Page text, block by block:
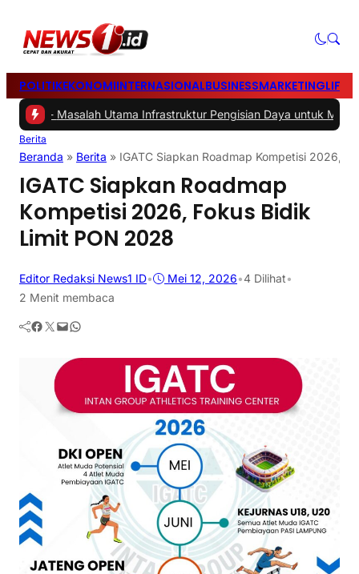
POLITIKEKONOMIINTERNASIONALBUSINESSMARKETING
Masalah Utama Infrastruktur Pengisian Daya untuk Mobil Listrik
Berita
Beranda » Berita » IGATC Siapkan Roadmap Kompetisi 2026,
IGATC Siapkan Roadmap
Kompetisi 2026, Fokus Bidik
Limit PON 2028
Editor Redaksi News1 ID• Mei 12, 2026•4 Dilihat•
2 Menit membaca
Facebook Twitter Mail WhatsApp